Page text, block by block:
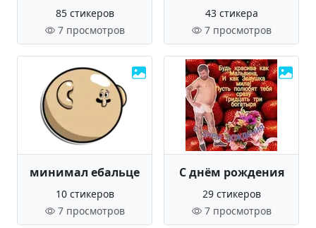
85 стикеров
7 просмотров
43 стикера
7 просмотров
минимал ебальце
10 стикеров
7 просмотров
С днём рождения
29 стикеров
7 просмотров